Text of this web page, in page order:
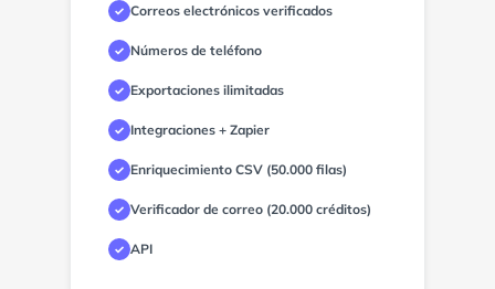
✓ Correos electrónicos verificados
✓ Números de teléfono
✓ Exportaciones ilimitadas
✓ Integraciones + Zapier
✓ Enriquecimiento CSV (50.000 filas)
✓ Verificador de correo (20.000 créditos)
✓ API